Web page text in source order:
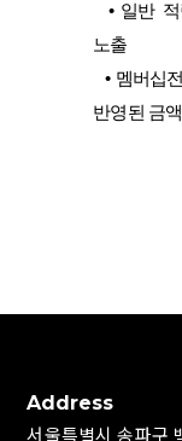
• 일반
노출
• 멤버십
반영된 금
Address
서울특별시 송파구